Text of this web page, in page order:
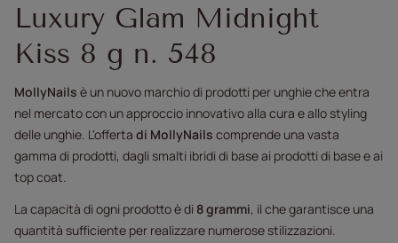
Luxury Glam Midnight
Kiss 8 g n. 548
MollyNails è un nuovo marchio di prodotti per unghie che entra
nel mercato con un approccio innovativo alla cura e allo styling
delle unghie. L'offerta di MollyNails comprende una vasta
gamma di prodotti, dagli smalti ibridi di base ai prodotti di base e ai
top coat.
La capacità di ogni prodotto è di 8 grammi, il che garantisce una
quantità sufficiente per realizzare numerose stilizzazioni.